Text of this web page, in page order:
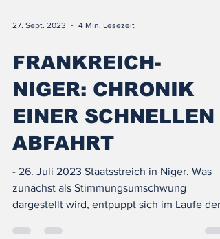
FRANKREICH-
NIGER: CHRONIK
EINER SCHNELLEN
- 26. Juli 2023 Staatsstreich in Niger. Was
zunächst als Stimmungsumschwung